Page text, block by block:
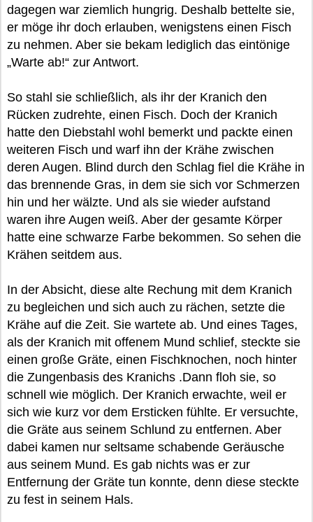
dagegen war ziemlich hungrig. Deshalb bettelte sie,
er möge ihr doch erlauben, wenigstens einen Fisch
zu nehmen. Aber sie bekam lediglich das eintönige
„Warte ab!“ zur Antwort.
So stahl sie schließlich, als ihr der Kranich den
Rücken zudrehte, einen Fisch. Doch der Kranich
hatte den Diebstahl wohl bemerkt und packte einen
weiteren Fisch und warf ihn der Krähe zwischen
deren Augen. Blind durch den Schlag fiel die Krähe in
das brennende Gras, in dem sie sich vor Schmerzen
hin und her wälzte. Und als sie wieder aufstand
waren ihre Augen weiß. Aber der gesamte Körper
hatte eine schwarze Farbe bekommen. So sehen die
Krähen seitdem aus.
In der Absicht, diese alte Rechung mit dem Kranich
zu begleichen und sich auch zu rächen, setzte die
Krähe auf die Zeit. Sie wartete ab. Und eines Tages,
als der Kranich mit offenem Mund schlief, steckte sie
einen große Gräte, einen Fischknochen, noch hinter
die Zungenbasis des Kranichs .Dann floh sie, so
schnell wie möglich. Der Kranich erwachte, weil er
sich wie kurz vor dem Ersticken fühlte. Er versuchte,
die Gräte aus seinem Schlund zu entfernen. Aber
dabei kamen nur seltsame schabende Geräusche
aus seinem Mund. Es gab nichts was er zur
Entfernung der Gräte tun konnte, denn diese steckte
zu fest in seinem Hals.